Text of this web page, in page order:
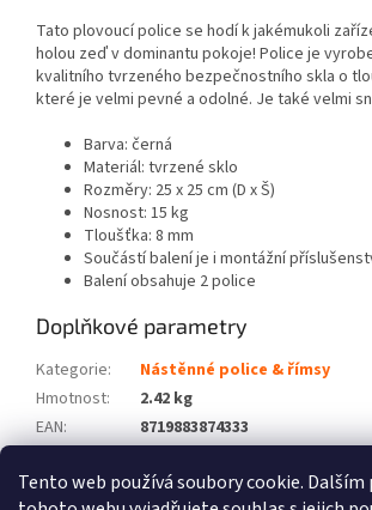
Tento web používá soubory cookie.
Tato plovoucí police se hodí k jakémukoli
holou zeď v dominantu pokoje! Police je
kvalitního tvrzeného bezpečnostního skla o
které je velmi pevné a odolné. Je také velmi
Barva: černá
Materiál: tvrzené sklo
Rozměry: 25 x 25 cm (D x Š)
Nosnost: 15 kg
Tloušťka: 8 mm
Součástí balení je i montážní
Balení obsahuje 2 police
Doplňkové parametry
Kategorie:
Nástěnné police & římsy
Hmotnost:
2.42 kg
EAN:
8719883874333
Počet balíků: 2